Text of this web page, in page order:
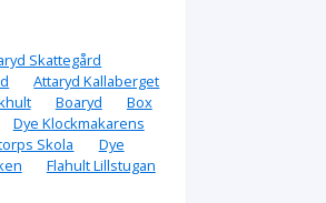
Skattegård
Attaryd Kallaberget
Boaryd
Box
Dye Klockmakarens
Skola
Dye
Flahult Lillstugan